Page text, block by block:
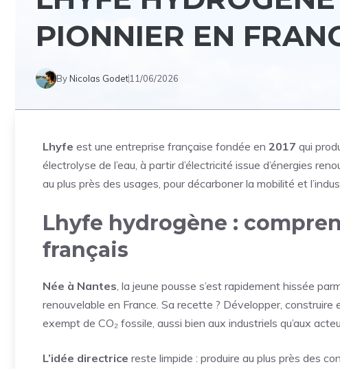
PIONNIER EN
ByNicolas Godet11/06/2026
Lhyfe est une entreprise française fondée en 2017 qui
électrolyse de l’eau, à partir d’électricité issue d’énergies
au plus près des usages, pour décarboner la mobilité et
Lhyfe hydrogène :
français
Née à Nantes, la jeune pousse s’est rapidement hissée
renouvelable en France. Sa recette ? Développer,
exempt de CO₂ fossile, aussi bien aux industriels qu’aux
L’idée directrice reste limpide : produire au plus près des